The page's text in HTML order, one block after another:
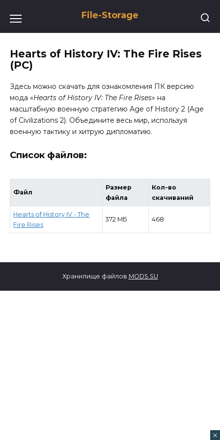
содержанию
File-Storage
Hearts of History IV: The Fire Rises
(PC)
Здесь можно скачать для ознакомления ПК версию
мода «Hearts of History IV: The Fire Rises» на
масштабную военную стратегию Age of History 2 (Age
of Civilizations 2). Объедините весь мир, используя
военную тактику и хитрую дипломатию.
Список файлов:
Файл
Размер
файла
Кол-во
скачиваний
Hearts of History IV - The
Fire Rises
372 МБ 468
Хранилище файлов MODS.SU